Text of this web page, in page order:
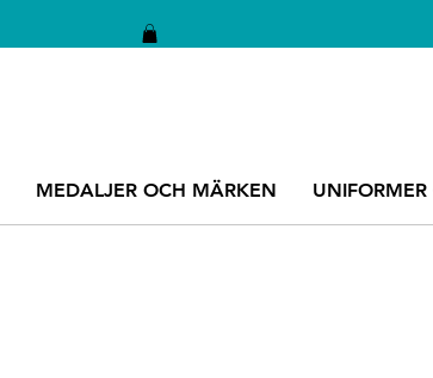
MEDALJER OCH MÄRKEN